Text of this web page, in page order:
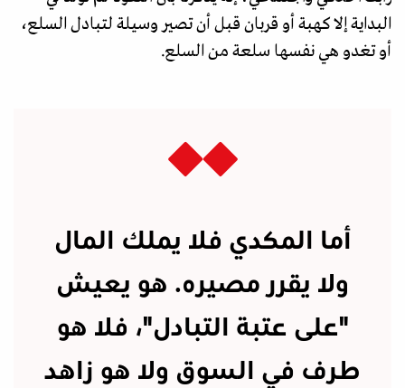
البداية إلا كهبة أو قربان قبل أن تصير وسيلة لتبادل السلع،
أو تغدو هي نفسها سلعة من السلع.
أما المكدي فلا يملك المال
ولا يقرر مصيره. هو يعيش
"على عتبة التبادل"، فلا هو
طرف في السوق ولا هو زاهد